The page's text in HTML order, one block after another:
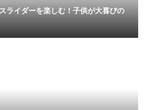
ライダーを楽しむ！子供が大喜びの